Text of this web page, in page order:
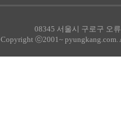
08345 서울시 구로구 오
Copyright ⓒ2001~ pyungkang.com.